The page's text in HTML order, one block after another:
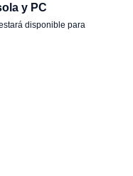
y PC
disponible para